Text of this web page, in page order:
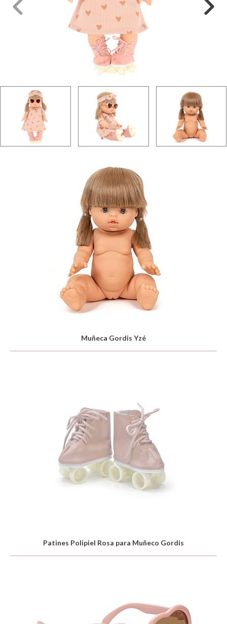
Muñeca Gordis Yzé
Patines Polipiel Rosa para Muñeco Gordis